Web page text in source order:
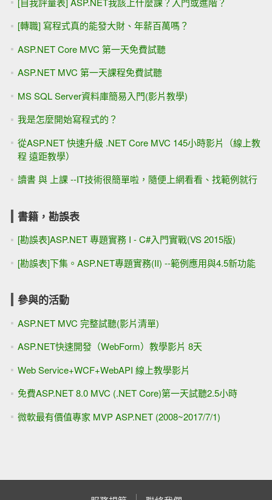
[轉職] 寫程式真的能發大財、年薪百萬嗎？
ASP.NET Core MVC 第一天免費試聽
ASP.NET MVC 第一天課程免費試聽
MS SQL Server資料庫簡易入門(影片教學)
我是怎麼開始寫程式的？
從ASP.NET 快速升級 .NET Core MVC 145小時影片（線上教
程 遠距教學）
讀書 與 上課 --IT技術很簡單啦，隨便上網看看、找範例就行
書籍，勘誤表
[勘誤表]ASP.NET 專題實務 I - C#入門實戰(VS 2015版)
[勘誤表]下集。ASP.NET專題實務(II) --範例應用與4.5新功能
參與的活動
ASP.NET MVC 完整試聽(影片清單)
ASP.NET快速開發（WebForm）教學影片 8天
Web Service+WCF+WebAPI 線上教學影片
免費ASP.NET 8.0 MVC (.NET Core)第一天試聽2.5小時
微軟最有價值專家 MVP ASP.NET (2008~2017/7/1)